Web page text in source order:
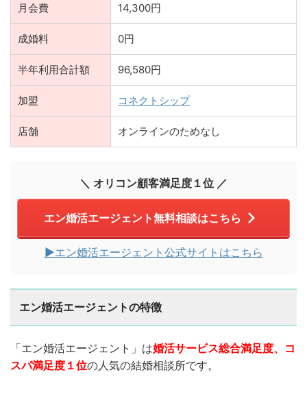
月会費 14,300円
成婚料 0円
半年利用合計額 96,580円
加盟 コネクトシップ
店舗 オンラインのためなし
＼ オリコン顧客満足度１位 ／
エン婚活エージェント無料相談はこちら
▶︎エン婚活エージェント公式サイトはこちら
エン婚活エージェントの特徴
「エン婚活エージェント」は婚活サービス総合満足度、コ
スパ満足度１位の人気の結婚相談所です。